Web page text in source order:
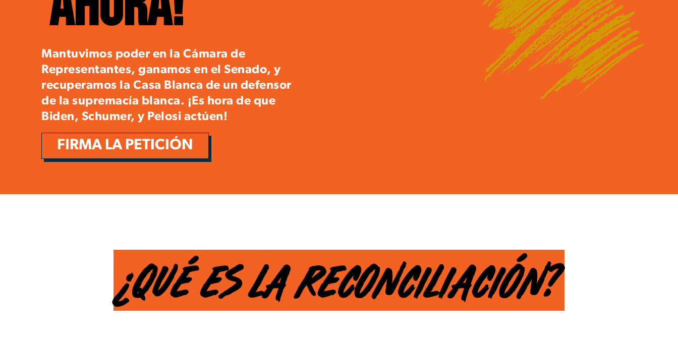
Mantuvimos poder en la Cámara de
Representantes, ganamos en el Senado, y
recuperamos la Casa Blanca de un defensor
de la supremacía blanca. ¡Es hora de que
Biden, Schumer, y Pelosi actúen!
FIRMA LA PETICIÓN
¿QUÉ ES LA RECONCILIACIÓN?